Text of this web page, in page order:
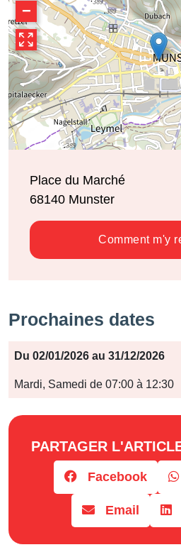
−
Place du Marché
68140 Munster
Comment m'y
Prochaines dates
Période
Jours
Du 02/01/2026 au 31/12/2026
Mardi, Samedi de 07:00 à 12:30
PARTAGER
Facebook
Email